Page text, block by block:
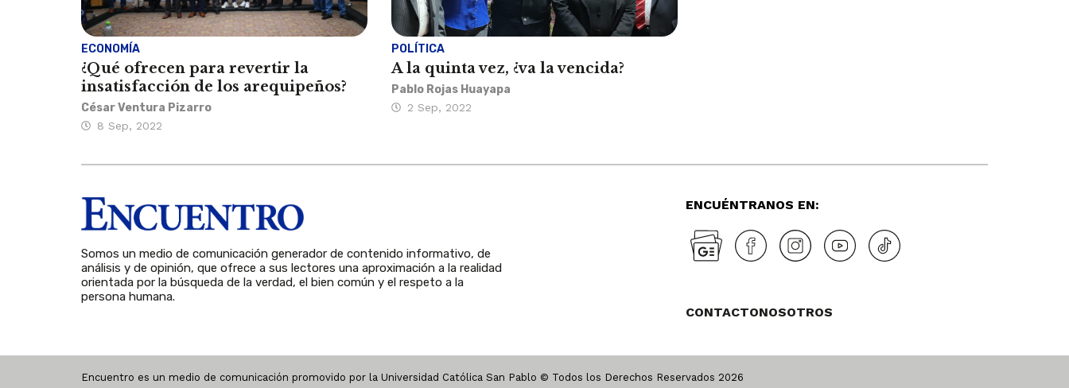
ECONOMÍA
¿Qué ofrecen para revertir la
insatisfacción de los arequipeños?
César Ventura Pizarro
8 Sep, 2022
POLÍTICA
A la quinta vez, ¿va la vencida?
Pablo Rojas Huayapa
2 Sep, 2022
Somos un medio de comunicación generador de contenido informativo, de
análisis y de opinión, que ofrece a sus lectores una aproximación a la realidad
orientada por la búsqueda de la verdad, el bien común y el respeto a la
persona humana.
ENCUÉNTRANOS EN:
CONTACTONOSOTROS
Encuentro es un medio de comunicación promovido por la Universidad Católica San Pablo © Todos los Derechos Reservados 2026